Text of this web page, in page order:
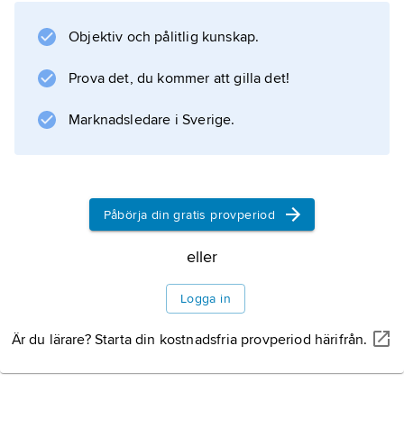
Kreugerkommissionen
, tillsattes, och den brittiska revisionsfirman
närmare granska bokföringen.
Information om artikeln
Objektiv och pålitlig kunskap.
Prova det, du kommer att gilla det!
Marknadsledare i Sverige.
Påbörja din gratis provperiod
eller
Logga in
Är du lärare? Starta din kostnadsfria provperiod härifrån.